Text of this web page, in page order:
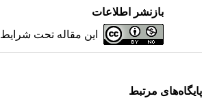
بازنشر اطلاعات
این مقاله تحت شرایط
پایگاه‌های مرتبط